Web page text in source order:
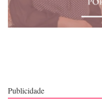
Publicidade